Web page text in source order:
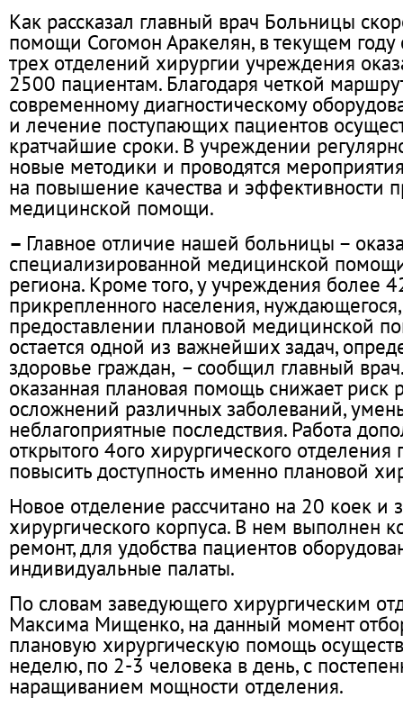
Как рассказал главный врач Больницы
помощи Согомон Аракелян, в текущем году
трех отделений хирургии учреждения
2500 пациентам. Благодаря четкой
современному диагностическому
и лечение поступающих пациентов
кратчайшие сроки. В учреждении
новые методики и проводятся
на повышение качества и эффективности
медицинской помощи.
– Главное отличие нашей больницы –
специализированной медицинской
региона. Кроме того, у учреждения более
прикрепленного населения,
предоставлении плановой медицинской
остается одной из важнейших задач,
здоровье граждан, – сообщил главный
оказанная плановая помощь снижает риск
осложнений различных заболеваний,
неблагоприятные последствия. Работа
открытого 4ого хирургического отделения
повысить доступность именно плановой
Новое отделение рассчитано на 20 коек и
хирургического корпуса. В нем выполнен
ремонт, для удобства пациентов
индивидуальные палаты.
По словам заведующего хирургическим
Максима Мищенко, на данный момент
плановую хирургическую помощь
неделю, по 2-3 человека в день, с
наращиванием мощности отделения.